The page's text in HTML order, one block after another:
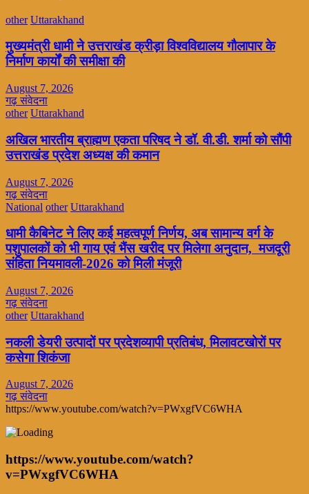
other Uttarakhand
मुख्यमंत्री धामी ने उत्तराखंड क्रीड़ा विश्वविद्यालय गौलापार के
निर्माण कार्यों की समीक्षा की
August 7, 2026
गढ़ संवेदना
other Uttarakhand
अखिल भारतीय ब्राह्मण एकता परिषद ने डॉ. वी.डी. शर्मा को सौंपी
उत्तराखंड प्रदेश अध्यक्ष की कमान
August 7, 2026
गढ़ संवेदना
National other Uttarakhand
धामी कैबिनेट ने लिए कई महत्वपूर्ण निर्णय, अब सामान्य वर्ग के
पशुपालकों को भी गाय एवं भैंस खरीद पर मिलेगा अनुदान, मजदूरी
संहिता नियमावली-2026 को मिली मंजूरी
August 7, 2026
गढ़ संवेदना
other Uttarakhand
नकली डेयरी उत्पादों पर प्रदेशव्यापी प्रतिबंध, मिलावटखोरों पर
कसेगा शिकंजा
August 7, 2026
गढ़ संवेदना
https://www.youtube.com/watch?v=PWxgfVC6WHA
https://www.youtube.com/watch?
v=PWxgfVC6WHA